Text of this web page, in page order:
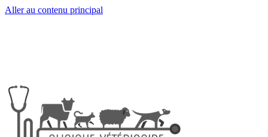
Aller au contenu principal